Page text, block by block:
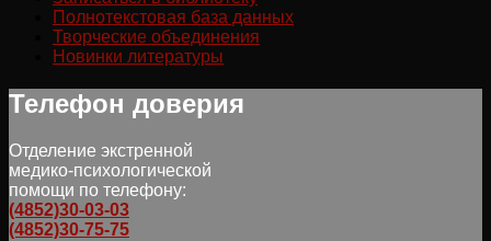
Полнотекстовая база данных
Творческие объединения
Новинки литературы
Телефон доверия
Отделение экстренной
медико-психологической
помощи по телефону:
(4852)30-03-03
(4852)30-75-75